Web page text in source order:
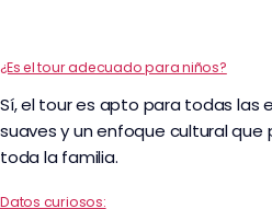
¿Es el tour adecuado para niños?
Sí, el tour es apto para todas las
suaves y un enfoque cultural
toda la familia.
Datos curiosos: